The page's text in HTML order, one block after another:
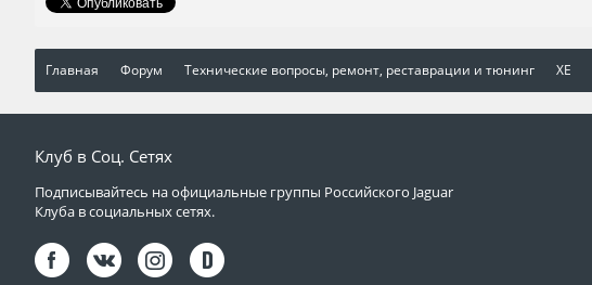
Главная Форум Технические вопросы, ремонт, реставрации и тюнинг XE
Клуб в Соц. Сетях
Подписывайтесь на официальные группы Российского Jaguar
Клуба в социальных сетях.